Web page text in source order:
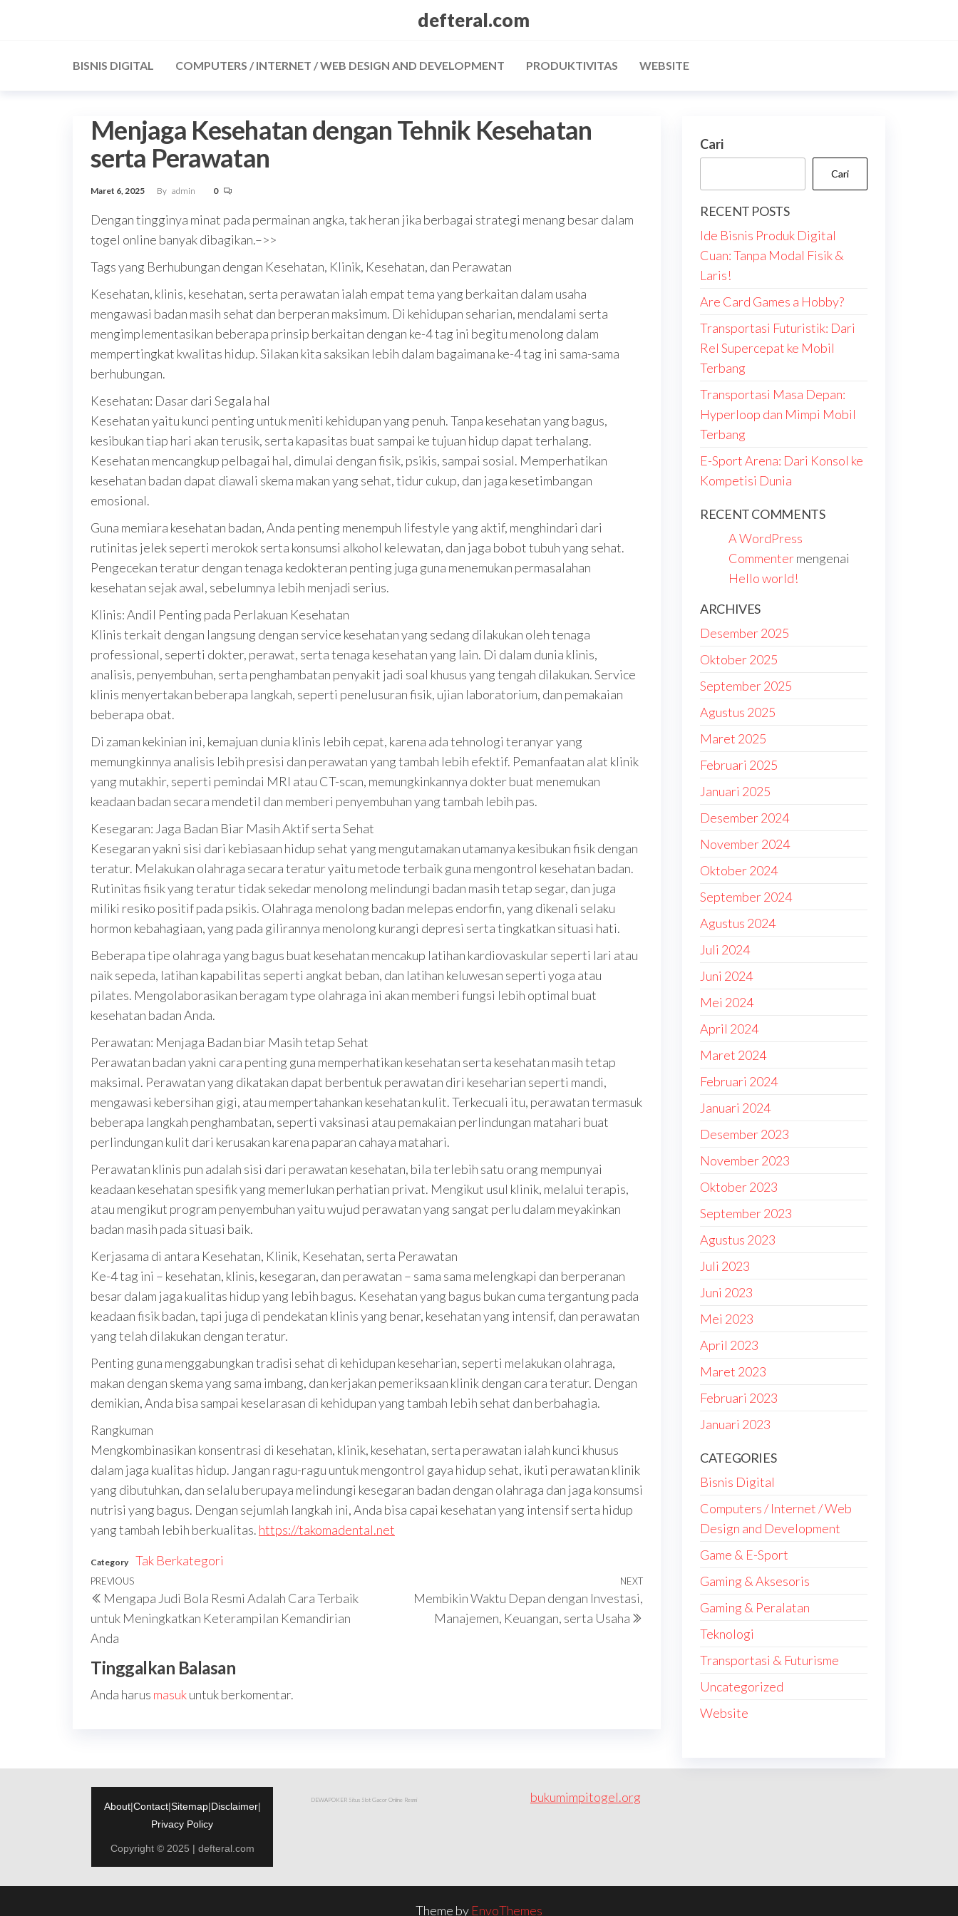
defteral.com
BISNIS DIGITAL COMPUTERS / INTERNET / WEB DESIGN AND DEVELOPMENT PRODUKTIVITAS WEBSITE
Menjaga Kesehatan dengan Tehnik Kesehatan
serta Perawatan
Maret 6, 2025 By admin 0
Dengan tingginya minat pada permainan angka, tak heran jika berbagai strategi menang besar dalam
togel online banyak dibagikan.–>>
Tags yang Berhubungan dengan Kesehatan, Klinik, Kesehatan, dan Perawatan
Kesehatan, klinis, kesehatan, serta perawatan ialah empat tema yang berkaitan dalam usaha
mengawasi badan masih sehat dan berperan maksimum. Di kehidupan seharian, mendalami serta
mengimplementasikan beberapa prinsip berkaitan dengan ke-4 tag ini begitu menolong dalam
mempertingkat kwalitas hidup. Silakan kita saksikan lebih dalam bagaimana ke-4 tag ini sama-sama
berhubungan.
Kesehatan: Dasar dari Segala hal
Kesehatan yaitu kunci penting untuk meniti kehidupan yang penuh. Tanpa kesehatan yang bagus,
kesibukan tiap hari akan terusik, serta kapasitas buat sampai ke tujuan hidup dapat terhalang.
Kesehatan mencangkup pelbagai hal, dimulai dengan fisik, psikis, sampai sosial. Memperhatikan
kesehatan badan dapat diawali skema makan yang sehat, tidur cukup, dan jaga kesetimbangan
emosional.
Guna memiara kesehatan badan, Anda penting menempuh lifestyle yang aktif, menghindari dari
rutinitas jelek seperti merokok serta konsumsi alkohol kelewatan, dan jaga bobot tubuh yang sehat.
Pengecekan teratur dengan tenaga kedokteran penting juga guna menemukan permasalahan
kesehatan sejak awal, sebelumnya lebih menjadi serius.
Klinis: Andil Penting pada Perlakuan Kesehatan
Klinis terkait dengan langsung dengan service kesehatan yang sedang dilakukan oleh tenaga
professional, seperti dokter, perawat, serta tenaga kesehatan yang lain. Di dalam dunia klinis,
analisis, penyembuhan, serta penghambatan penyakit jadi soal khusus yang tengah dilakukan. Service
klinis menyertakan beberapa langkah, seperti penelusuran fisik, ujian laboratorium, dan pemakaian
beberapa obat.
Di zaman kekinian ini, kemajuan dunia klinis lebih cepat, karena ada tehnologi teranyar yang
memungkinnya analisis lebih presisi dan perawatan yang tambah lebih efektif. Pemanfaatan alat klinik
yang mutakhir, seperti pemindai MRI atau CT-scan, memungkinkannya dokter buat menemukan
keadaan badan secara mendetil dan memberi penyembuhan yang tambah lebih pas.
Kesegaran: Jaga Badan Biar Masih Aktif serta Sehat
Kesegaran yakni sisi dari kebiasaan hidup sehat yang mengutamakan utamanya kesibukan fisik dengan
teratur. Melakukan olahraga secara teratur yaitu metode terbaik guna mengontrol kesehatan badan.
Rutinitas fisik yang teratur tidak sekedar menolong melindungi badan masih tetap segar, dan juga
miliki resiko positif pada psikis. Olahraga menolong badan melepas endorfin, yang dikenali selaku
hormon kebahagiaan, yang pada gilirannya menolong kurangi depresi serta tingkatkan situasi hati.
Beberapa tipe olahraga yang bagus buat kesehatan mencakup latihan kardiovaskular seperti lari atau
naik sepeda, latihan kapabilitas seperti angkat beban, dan latihan keluwesan seperti yoga atau
pilates. Mengolaborasikan beragam type olahraga ini akan memberi fungsi lebih optimal buat
kesehatan badan Anda.
Perawatan: Menjaga Badan biar Masih tetap Sehat
Perawatan badan yakni cara penting guna memperhatikan kesehatan serta kesehatan masih tetap
maksimal. Perawatan yang dikatakan dapat berbentuk perawatan diri keseharian seperti mandi,
mengawasi kebersihan gigi, atau mempertahankan kesehatan kulit. Terkecuali itu, perawatan termasuk
beberapa langkah penghambatan, seperti vaksinasi atau pemakaian perlindungan matahari buat
perlindungan kulit dari kerusakan karena paparan cahaya matahari.
Perawatan klinis pun adalah sisi dari perawatan kesehatan, bila terlebih satu orang mempunyai
keadaan kesehatan spesifik yang memerlukan perhatian privat. Mengikut usul klinik, melalui terapis,
atau mengikut program penyembuhan yaitu wujud perawatan yang sangat perlu dalam meyakinkan
badan masih pada situasi baik.
Kerjasama di antara Kesehatan, Klinik, Kesehatan, serta Perawatan
Ke-4 tag ini – kesehatan, klinis, kesegaran, dan perawatan – sama sama melengkapi dan berperanan
besar dalam jaga kualitas hidup yang lebih bagus. Kesehatan yang bagus bukan cuma tergantung pada
keadaan fisik badan, tapi juga di pendekatan klinis yang benar, kesehatan yang intensif, dan perawatan
yang telah dilakukan dengan teratur.
Penting guna menggabungkan tradisi sehat di kehidupan keseharian, seperti melakukan olahraga,
makan dengan skema yang sama imbang, dan kerjakan pemeriksaan klinik dengan cara teratur. Dengan
demikian, Anda bisa sampai keselarasan di kehidupan yang tambah lebih sehat dan berbahagia.
Rangkuman
Mengkombinasikan konsentrasi di kesehatan, klinik, kesehatan, serta perawatan ialah kunci khusus
dalam jaga kualitas hidup. Jangan ragu-ragu untuk mengontrol gaya hidup sehat, ikuti perawatan klinik
yang dibutuhkan, dan selalu berupaya melindungi kesegaran badan dengan olahraga dan jaga konsumsi
nutrisi yang bagus. Dengan sejumlah langkah ini, Anda bisa capai kesehatan yang intensif serta hidup
yang tambah lebih berkualitas. https://takomadental.net
Category Tak Berkategori
Navigasi
pos
Previous
Post
PREVIOUS
Mengapa Judi Bola Resmi Adalah Cara Terbaik
untuk Meningkatkan Keterampilan Kemandirian
Anda
Next
NEXT
Membikin Waktu Depan dengan Investasi,
Manajemen, Keuangan, serta Usaha
Tinggalkan Balasan
Anda harus masukuntuk berkomentar.
Cari
Cari
RECENT POSTS
Ide Bisnis Produk Digital
Cuan: Tanpa Modal Fisik &
Laris!
Are Card Games a Hobby?
Transportasi Futuristik: Dari
Rel Supercepat ke Mobil
Terbang
Transportasi Masa Depan:
Hyperloop dan Mimpi Mobil
Terbang
E-Sport Arena: Dari Konsol ke
Kompetisi Dunia
RECENT COMMENTS
A WordPress
Commentermengenai
Hello world!
ARCHIVES
Desember 2025
Oktober 2025
September 2025
Agustus 2025
Maret 2025
Februari 2025
Januari 2025
Desember 2024
November 2024
Oktober 2024
September 2024
Agustus 2024
Juli 2024
Juni 2024
Mei 2024
April 2024
Maret 2024
Februari 2024
Januari 2024
Desember 2023
November 2023
Oktober 2023
September 2023
Agustus 2023
Juli 2023
Juni 2023
Mei 2023
April 2023
Maret 2023
Februari 2023
Januari 2023
CATEGORIES
Bisnis Digital
Computers / Internet / Web
Design and Development
Game & E-Sport
Gaming & Aksesoris
Gaming & Peralatan
Teknologi
Transportasi & Futurisme
Uncategorized
Website
About|Contact|Sitemap|Disclaimer|
Privacy Policy
Copyright © 2025 | defteral.com
DEWAPOKER Situs Slot Gacor Online Resmi bukumimpitogel.org
Theme by EnvoThemes